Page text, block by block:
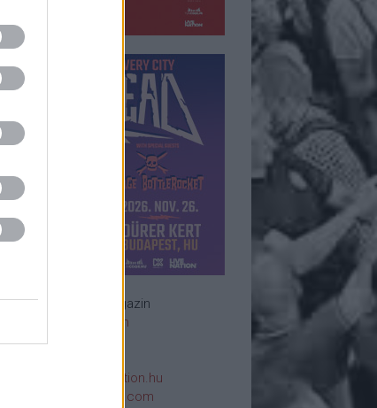
Rockzenei magazin
Impresszum
rsszerk@rockstation.hu
rsszerk@gmail.com